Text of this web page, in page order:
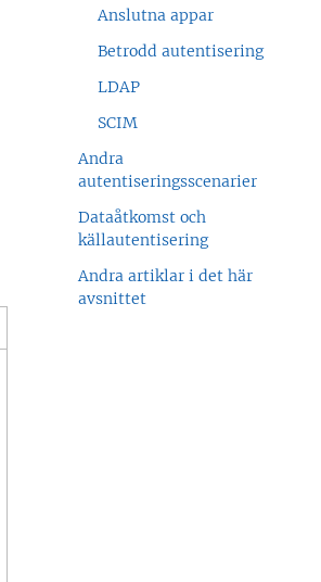
Anslutna appar
Betrodd autentisering
LDAP
SCIM
Andra
autentiseringsscenarier
Dataåtkomst och
källautentisering
Andra artiklar i det här
avsnittet